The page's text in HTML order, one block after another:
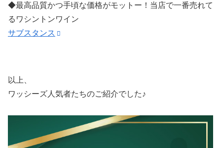
◆最高品質かつ手頃な価格がモットー！当店で一番売れて
るワシントンワイン
サブスタンス
以上、
ワッシーズ人気者たちのご紹介でした♪